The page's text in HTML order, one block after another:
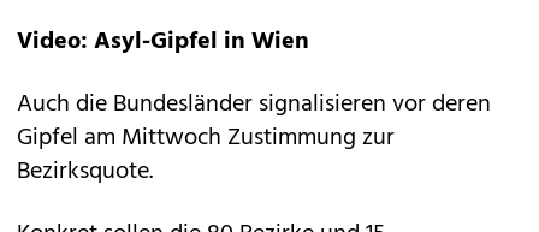
Video: Asyl-Gipfel in Wien
Auch die Bundesländer signalisieren vor deren
Gipfel am Mittwoch Zustimmung zur
Bezirksquote.